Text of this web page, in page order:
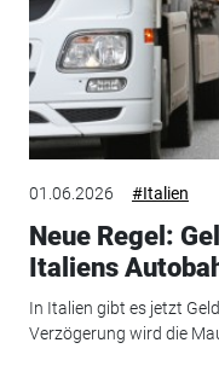
01.06.2026 #Italien
Neue Regel:
Italiens
In Italien gibt es jetzt
Verzögerung wird die